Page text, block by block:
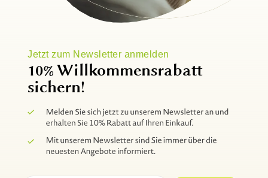
Jetzt zum Newsletter anmelden
10% Willkommensrabatt
sichern!